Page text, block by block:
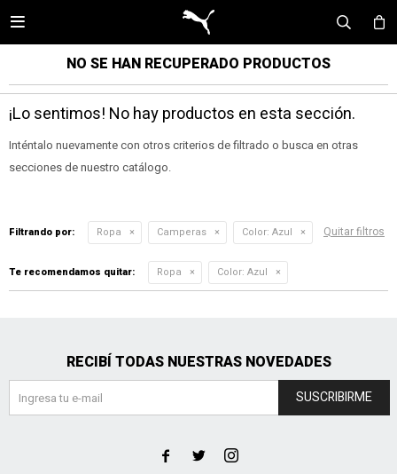

NO SE HAN RECUPERADO PRODUCTOS
¡Lo sentimos! No hay productos en esta sección.
Inténtalo nuevamente con otros criterios de filtrado o busca en otras
secciones de nuestro catálogo.
Filtrando por: Ropa Camperas Color: Azul Quitar filtros
Te recomendamos quitar: Ropa Color: Azul
RECIBÍ TODAS NUESTRAS NOVEDADES
SUSCRIBIRME
  